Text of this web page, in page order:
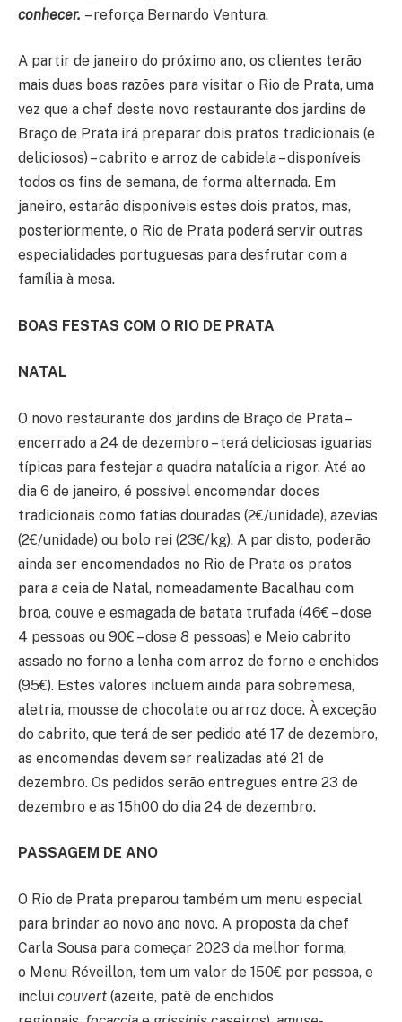
conhecer. – reforça Bernardo Ventura.
A partir de janeiro do próximo ano, os clientes terão
mais duas boas razões para visitar o Rio de Prata, uma
vez que a chef deste novo restaurante dos jardins de
Braço de Prata irá preparar dois pratos tradicionais (e
deliciosos) – cabrito e arroz de cabidela – disponíveis
todos os fins de semana, de forma alternada. Em
janeiro, estarão disponíveis estes dois pratos, mas,
posteriormente, o Rio de Prata poderá servir outras
especialidades portuguesas para desfrutar com a
família à mesa.
BOAS FESTAS COM O RIO DE PRATA
NATAL
O novo restaurante dos jardins de Braço de Prata –
encerrado a 24 de dezembro – terá deliciosas iguarias
típicas para festejar a quadra natalícia a rigor. Até ao
dia 6 de janeiro, é possível encomendar doces
tradicionais como fatias douradas (2€/unidade), azevias
(2€/unidade) ou bolo rei (23€/kg). A par disto, poderão
ainda ser encomendados no Rio de Prata os pratos
para a ceia de Natal, nomeadamente Bacalhau com
broa, couve e esmagada de batata trufada (46€ – dose
4 pessoas ou 90€ – dose 8 pessoas) e Meio cabrito
assado no forno a lenha com arroz de forno e enchidos
(95€). Estes valores incluem ainda para sobremesa,
aletria, mousse de chocolate ou arroz doce. À exceção
do cabrito, que terá de ser pedido até 17 de dezembro,
as encomendas devem ser realizadas até 21 de
dezembro. Os pedidos serão entregues entre 23 de
dezembro e as 15h00 do dia 24 de dezembro.
PASSAGEM DE ANO
O Rio de Prata preparou também um menu especial
para brindar ao novo ano novo. A proposta da chef
Carla Sousa para começar 2023 da melhor forma,
o Menu Réveillon, tem um valor de 150€ por pessoa, e
inclui couvert (azeite, patê de enchidos